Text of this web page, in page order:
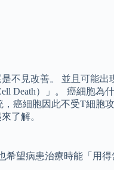
不見改善。 並且可能
Death）」。 癌細胞
癌細胞因此不受T細
了解。
望病患治療時能「用